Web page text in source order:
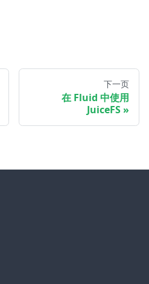
下一页
在 Fluid 中使用
JuiceFS